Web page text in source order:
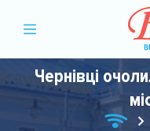
Чернівці